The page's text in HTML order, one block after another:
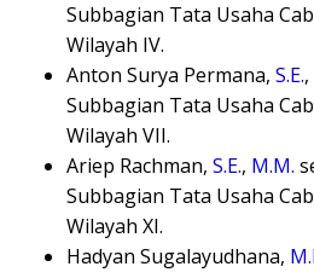
Subbagian Tata Usaha
Wilayah IV.
Anton Surya Permana, S.E.
Subbagian Tata Usaha
Wilayah VII.
Ariep Rachman, S.E., M.M.
Subbagian Tata Usaha
Wilayah XI.
Hadyan Sugalayudhana,